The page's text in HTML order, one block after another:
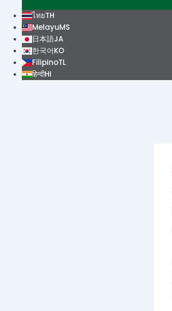
ไทยTH
MelayuMS
日本語JA
한국어KO
FilipinoTL
हिन्दीHI